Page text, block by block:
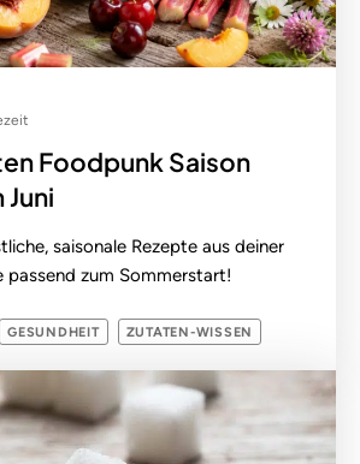
Foodpunk Saison
saisonale Rezepte aus deiner
passend zum Sommerstart!
GESUNDHEIT ZUTATEN-WISSEN